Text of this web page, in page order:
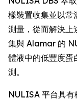
樣裝置收集並以常
測量，從而解決上
集與 Alamar 的
體液中的低豐度蛋
測。
NULISA 平台具有